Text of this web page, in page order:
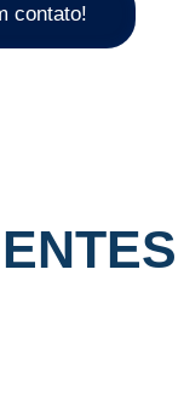
contato!